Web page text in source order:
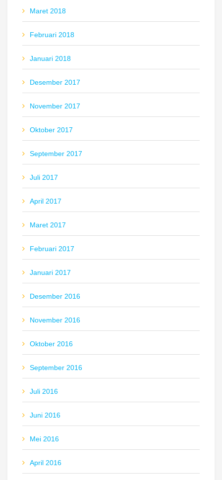
Maret 2018
Februari 2018
Januari 2018
Desember 2017
November 2017
Oktober 2017
September 2017
Juli 2017
April 2017
Maret 2017
Februari 2017
Januari 2017
Desember 2016
November 2016
Oktober 2016
September 2016
Juli 2016
Juni 2016
Mei 2016
April 2016